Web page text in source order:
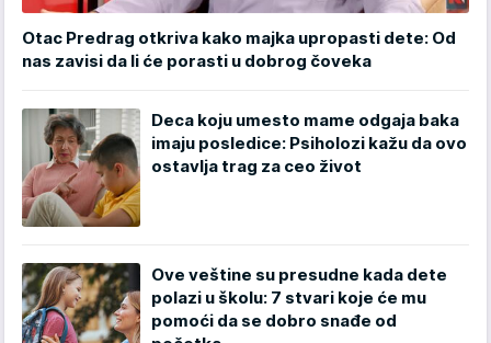
Otac Predrag otkriva kako majka upropasti dete: Od
nas zavisi da li će porasti u dobrog čoveka
Deca koju umesto mame odgaja baka
imaju posledice: Psiholozi kažu da ovo
ostavlja trag za ceo život
Ove veštine su presudne kada dete
polazi u školu: 7 stvari koje će mu
pomoći da se dobro snađe od